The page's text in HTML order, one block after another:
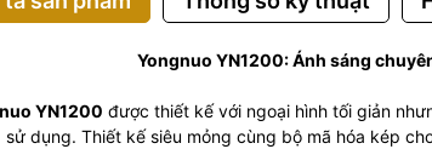
Yongnuo YN1200: Ánh sáng
YN1200 được thiết kế với ngoại hình tối giản
sử dụng. Thiết kế siêu mỏng cùng bộ mã hóa kép